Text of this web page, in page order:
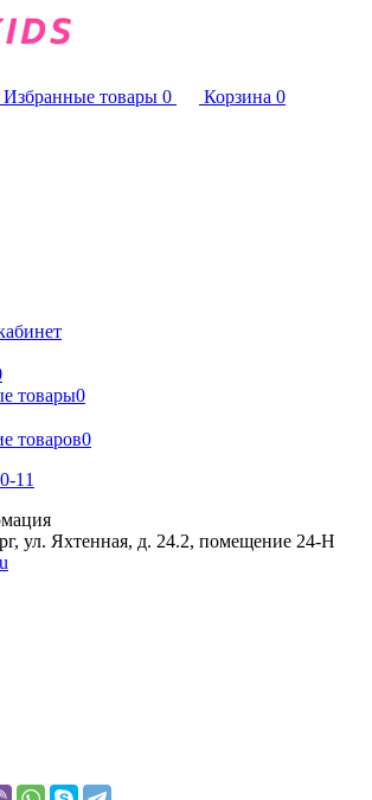
Избранные товары 0 Корзина 0
товары0
товаров0
11
ул. Яхтенная, д. 24.2, помещение 24-Н